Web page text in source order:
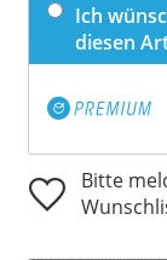
Ich
diesen
Bitte